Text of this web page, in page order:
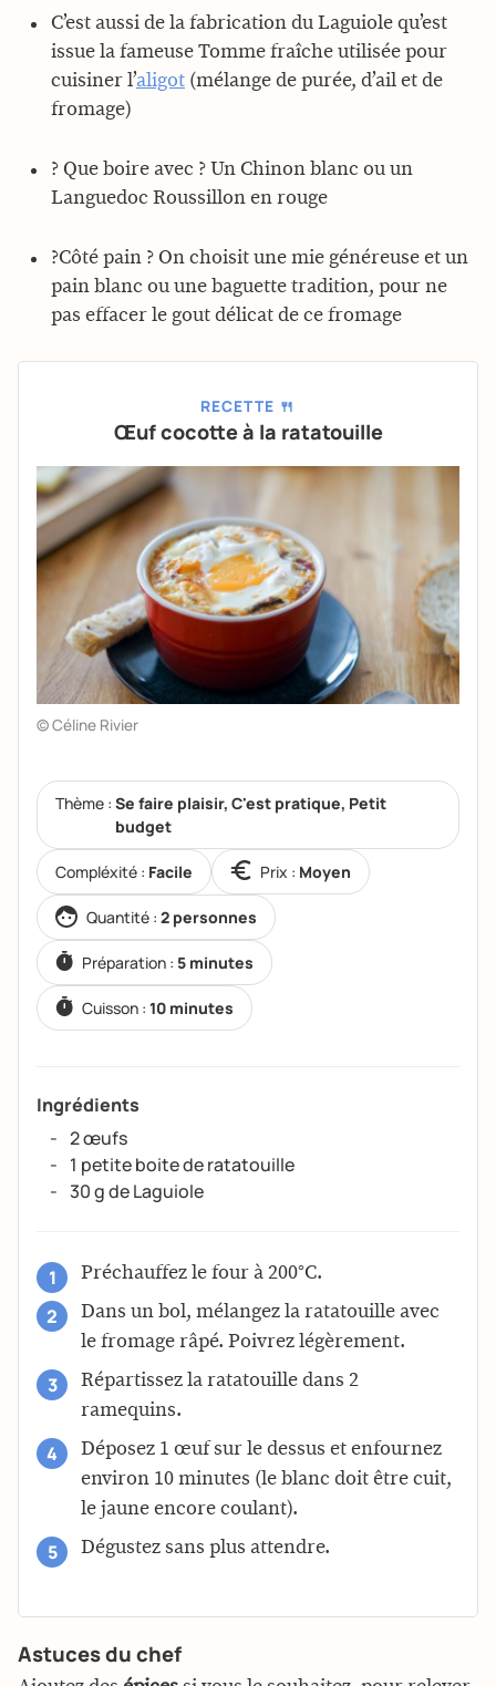
C’est aussi de la fabrication du Laguiole qu’est
issue la fameuse Tomme fraîche utilisée pour
cuisiner l’aligot (mélange de purée, d’ail et de
fromage)
? Que boire avec ? Un Chinon blanc ou un
Languedoc Roussillon en rouge
?Côté pain ? On choisit une mie généreuse et un
pain blanc ou une baguette tradition, pour ne
pas effacer le gout délicat de ce fromage
RECETTE 🍴
Œuf cocotte à la ratatouille
© Céline Rivier
Thème : Se faire plaisir, C'est pratique, Petit
budget
Compléxité : Facile Prix : Moyen
Quantité : 2 personnes
Préparation : 5 minutes
Cuisson :10 minutes
Ingrédients
2 œufs
1 petite boite de ratatouille
30 g de Laguiole
Préchauffez le four à 200°C.
Dans un bol, mélangez la ratatouille avec
le fromage râpé. Poivrez légèrement.
Répartissez la ratatouille dans 2
ramequins.
Déposez 1 œuf sur le dessus et enfournez
environ 10 minutes (le blanc doit être cuit,
le jaune encore coulant).
Dégustez sans plus attendre.
Astuces du chef